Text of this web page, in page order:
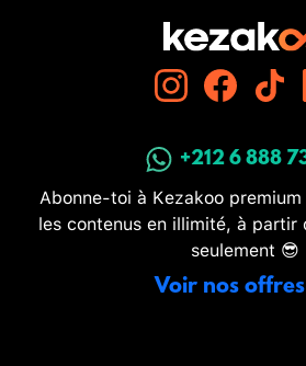
+212 6 888
Abonne-toi à Kezakoo
les contenus en illimité, à partir
seulement 😎
Voir nos offres